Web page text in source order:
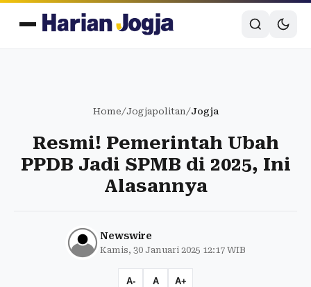
Home/Jogjapolitan/Jogja
Resmi! Pemerintah Ubah
PPDB Jadi SPMB di 2025, Ini
Alasannya
Newswire
Kamis, 30 Januari 2025 12:17 WIB
A- A A+